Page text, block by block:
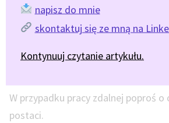
Etap 2
się obrazkowi i zakreśliła jednym
W przypadku pracy zdalnej poproś o
postaci.
napisz do mnie
skontaktuj się ze mną na
Kontynuuj czytanie artykułu.